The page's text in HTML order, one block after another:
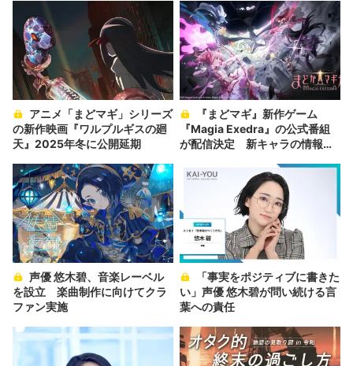
の新作映画『ワルプルギスの廻
天』2025年冬に公開延期
『Magia Exedra』の公式番組
が配信決定 新キャラの情報を
を設立 楽曲制作に向けてクラ
ファン実施
い」声優 悠木碧が問い続ける言
葉への責任